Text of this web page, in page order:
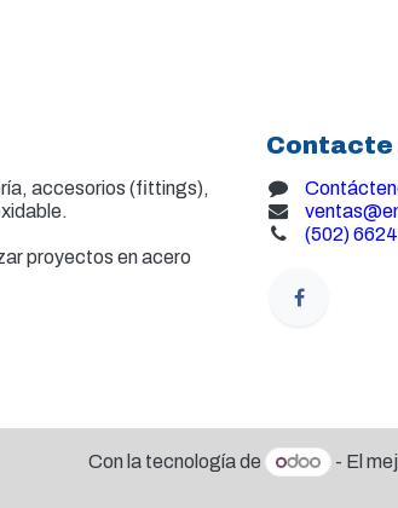
accesorios (fittings),
proyectos en acero
(502)
Con la tecnología de - El